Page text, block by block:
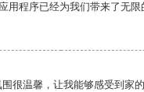
用程序已经为我们带来了无限
很温馨，让我能够感受到家的